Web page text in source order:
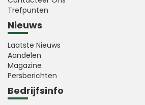
Trefpunten
Nieuws
Laatste Nieuws
Aandelen
Magazine
Persberichten
Bedrijfsinfo